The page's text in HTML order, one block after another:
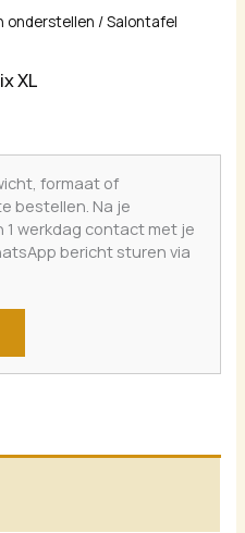
onderstellen / Salontafel
XL
formaat of
bestellen. Na je
1 werkdag contact met je
bericht sturen via